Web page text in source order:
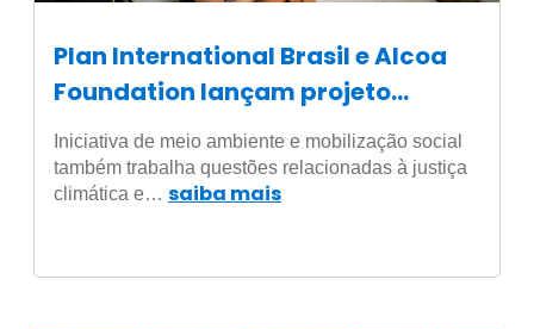
Plan International Brasil e Alcoa
Foundation lançam projeto
Comunidades Pelo Clima em São
Luís, no Maranhão
Iniciativa de meio ambiente e mobilização social
também trabalha questões relacionadas à justiça
climática e… saiba mais